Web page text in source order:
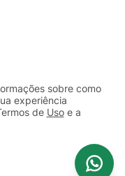
sobre como
experiência
de Usoe a